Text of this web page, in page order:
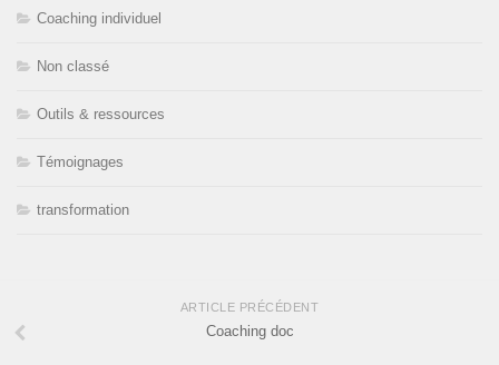
Coaching individuel
Non classé
Outils & ressources
Témoignages
transformation
ARTICLE PRÉCÉDENT
Coaching doc